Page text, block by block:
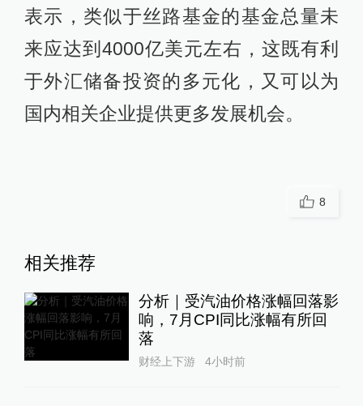
表示，类似于丝路基金的基金总量未
来应达到4000亿美元左右，这既有利
于外汇储备投资的多元化，又可以为
国内相关企业提供更多发展机会。
8
相关推荐
分析｜受汽油价格涨幅回落影
响，7月CPI同比涨幅有所回
落
财经上下游 4小时前